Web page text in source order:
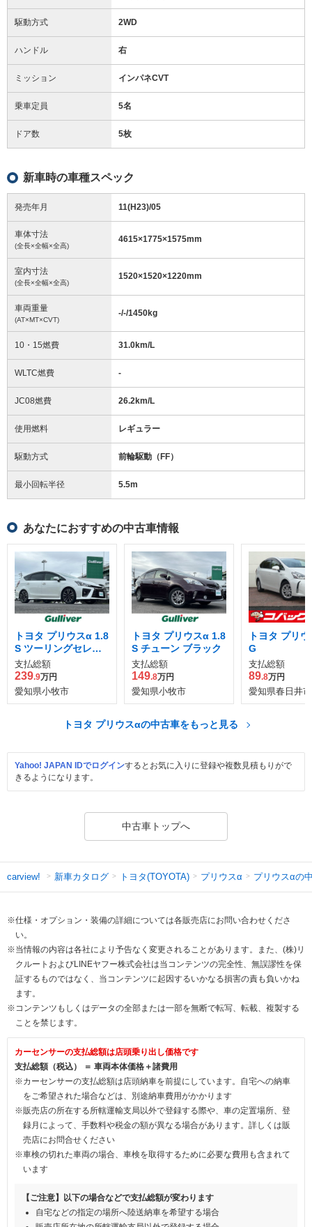
駆動方式 2WD
ハンドル 右
ミッション インパネCVT
乗車定員 5名
ドア数 5枚
新車時の車種スペック
発売年月 11(H23)/05
車体寸法
(全長×全幅×全高)
4615×1775×1575mm
室内寸法
(全長×全幅×全高)
1520×1520×1220mm
車両重量
(AT×MT×CVT)
-/-/1450kg
10・15燃費 31.0km/L
WLTC燃費 -
JC08燃費 26.2km/L
使用燃料 レギュラー
駆動方式 前輪駆動（FF）
最小回転半径 5.5m
あなたにおすすめの中古車情報
トヨタ プリウスα 1.8
S ツーリングセレク
ション G's
支払総額
239.9万円
愛知県小牧市
トヨタ プリウスα 1.8
S チューン ブラック
支払総額
149.8万円
愛知県小牧市
トヨタ プリ
G
支払総額
89.8万円
愛知県春日井市
トヨタ プリウスαの中古車をもっと見る
Yahoo! JAPAN IDでログインするとお気に入りに登録や複数見積もりがで
きるようになります。
中古車トップへ
carview! 新車カタログ トヨタ(TOYOTA) プリウスα プリウスαの
※仕様・オプション・装備の詳細については各販売店にお問い合わせくださ
い。
※当情報の内容は各社により予告なく変更されることがあります。また、(株)リ
クルートおよびLINEヤフー株式会社は当コンテンツの完全性、無誤謬性を保
証するものではなく、当コンテンツに起因するいかなる損害の責も負いかね
ます。
※コンテンツもしくはデータの全部または一部を無断で転写、転載、複製する
ことを禁じます。
カーセンサーの支払総額は店頭乗り出し価格です
支払総額（税込） ＝ 車両本体価格＋諸費用
※カーセンサーの支払総額は店頭納車を前提にしています。自宅への納車
をご希望された場合などは、別途納車費用がかかります
※販売店の所在する所轄運輸支局以外で登録する際や、車の定置場所、登
録月によって、手数料や税金の額が異なる場合があります。詳しくは販
売店にお問合せください
※車検の切れた車両の場合、車検を取得するために必要な費用も含まれて
います
【ご注意】以下の場合などで支払総額が変わります
自宅などの指定の場所へ陸送納車を希望する場合